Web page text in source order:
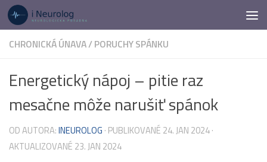
Preskočiť na obsah
CHRONICKÁ ÚNAVA/PORUCHY SPÁNKU
Energetický nápoj – pitie raz
mesačne môže narušiť spánok
OD AUTORA:INEUROLOG · PUBLIKOVANÉ 24. JAN 2024·
AKTUALIZOVANÉ 23. JAN 2024